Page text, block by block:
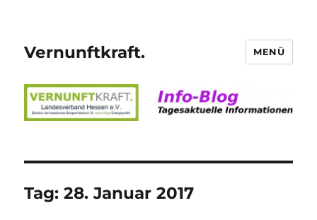
Vernunftkraft. MENÜ
Tag:28. Januar 2017